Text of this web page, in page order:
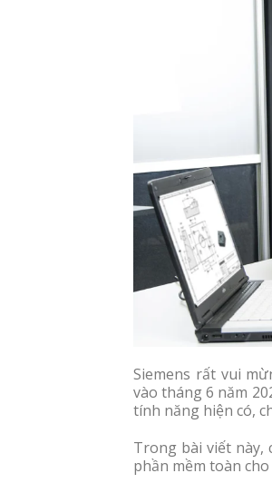
Siemens rất vui
vào tháng 6 năm
tính năng hiện có,
Trong bài viết này,
phần mềm toàn